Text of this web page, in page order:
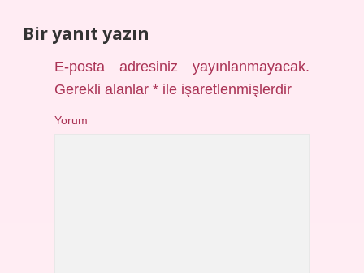
Bir yanıt yazın
E-posta adresiniz yayınlanmayacak.
Gerekli alanlar* ile işaretlenmişlerdir
Yorum